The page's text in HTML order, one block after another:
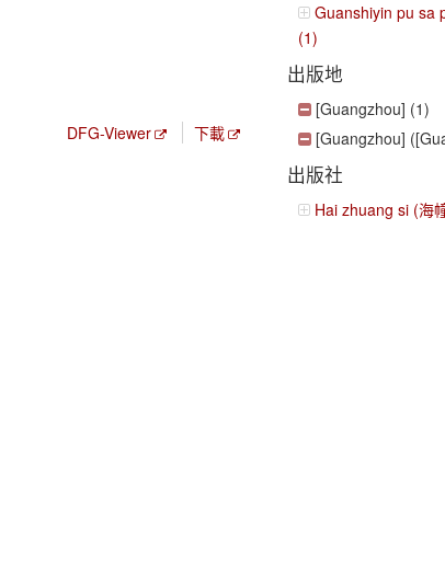
DFG-Viewer 下載
Guanshiyin pu sa
(1)
出版地
[Guangzhou] (1)
[Guangzhou]
出版社
Hai zhuang si (海